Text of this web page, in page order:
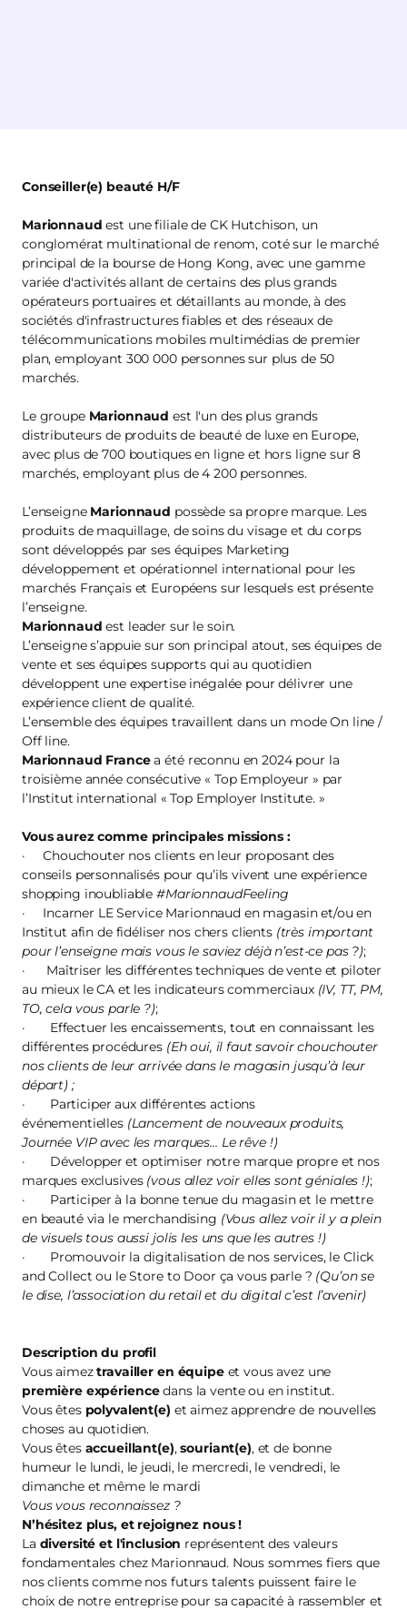
Conseiller(e) beauté H/F
Marionnaud est une filiale de CK Hutchison, un
conglomérat multinational de renom, coté sur le marché
principal de la bourse de Hong Kong, avec une gamme
variée d'activités allant de certains des plus grands
opérateurs portuaires et détaillants au monde, à des
sociétés d'infrastructures fiables et des réseaux de
télécommunications mobiles multimédias de premier
plan, employant 300 000 personnes sur plus de 50
marchés.
Le groupe Marionnaud est l'un des plus grands
distributeurs de produits de beauté de luxe en Europe,
avec plus de 700 boutiques en ligne et hors ligne sur 8
marchés, employant plus de 4 200 personnes.
L’enseigne Marionnaud possède sa propre marque. Les
produits de maquillage, de soins du visage et du corps
sont développés par ses équipes Marketing
développement et opérationnel international pour les
marchés Français et Européens sur lesquels est présente
l’enseigne.
Marionnaud est leader sur le soin.
L’enseigne s’appuie sur son principal atout, ses équipes de
vente et ses équipes supports qui au quotidien
développent une expertise inégalée pour délivrer une
expérience client de qualité.
L’ensemble des équipes travaillent dans un mode On line /
Off line.
Marionnaud Francea été reconnu en 2024 pour la
troisième année consécutive « Top Employeur » par
l’Institut international « Top Employer Institute. »
Vous aurez comme principales missions :
· Chouchouter nos clients en leur proposant des
conseils personnalisés pour qu’ils vivent une expérience
shopping inoubliable#MarionnaudFeeling
· Incarner LE Service Marionnaud en magasin et/ou en
Institut afin de fidéliser nos chers clients (très important
pour l’enseigne mais vous le saviez déjà n’est-ce pas ?);
· Maîtriser les différentes techniques de vente et piloter
au mieux le CA et les indicateurs commerciaux (IV, TT, PM,
TO, cela vous parle ?);
· Effectuer les encaissements, tout en connaissant les
différentes procédures (Eh oui, il faut savoir chouchouter
nos clients de leur arrivée dans le magasin jusqu’à leur
départ) ;
· Participer aux différentes actions
événementielles (Lancement de nouveaux produits,
Journée VIP avec les marques… Le rêve !)
· Développer et optimiser notre marque propre et nos
marques exclusives (vous allez voir elles sont géniales !);
· Participer à la bonne tenue du magasin et le mettre
en beauté via le merchandising (Vous allez voir il y a plein
de visuels tous aussi jolis les uns que les autres !)
· Promouvoir la digitalisation de nos services, le Click
and Collect ou le Store to Door ça vous parle ? (Qu’on se
le dise, l’association du retail et du digital c’est l’avenir)
Description du profil
Vous aimeztravailler en équipe et vous avez une
première expériencedans la vente ou en institut.
Vous êtes polyvalent(e) et aimez apprendre de nouvelles
choses au quotidien.
Vous êtes accueillant(e),souriant(e), et de bonne
humeur le lundi, le jeudi, le mercredi, le vendredi, le
dimanche et même le mardi
Vous vous reconnaissez ?
N’hésitez plus, et rejoignez nous!
La diversité et l'inclusion représentent des valeurs
fondamentales chez Marionnaud. Nous sommes fiers que
nos clients comme nos futurs talents puissent faire le
choix de notre entreprise pour sa capacité à rassembler et